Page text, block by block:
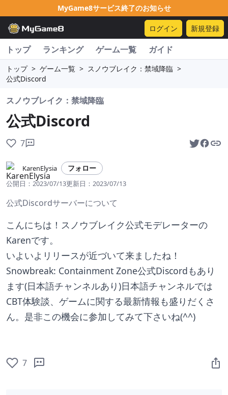
MyGame8サービス終了のお知らせ
ログイン 新規登録
トップ ランキング ゲーム一覧 ガイド
トップ > ゲーム一覧 > スノウブレイク：禁域降臨 >
公式Discord
スノウブレイク：禁域降臨
公式Discord
7
KarenElysia フォロー
公開日： 2023/07/13更新日： 2023/07/13
公式Discordサーバーについて
こんにちは！スノウブレイク公式モデレーターの
Karenです。
いよいよリリースが近づいて来ましたね！
Snowbreak: Containment Zone公式Discordもあり
ます(日本語チャンネルあり)日本語チャンネルでは
CBT体験談、ゲームに関する最新情報も盛りだくさ
ん。是非この機会に参加してみて下さいね(^^)
7